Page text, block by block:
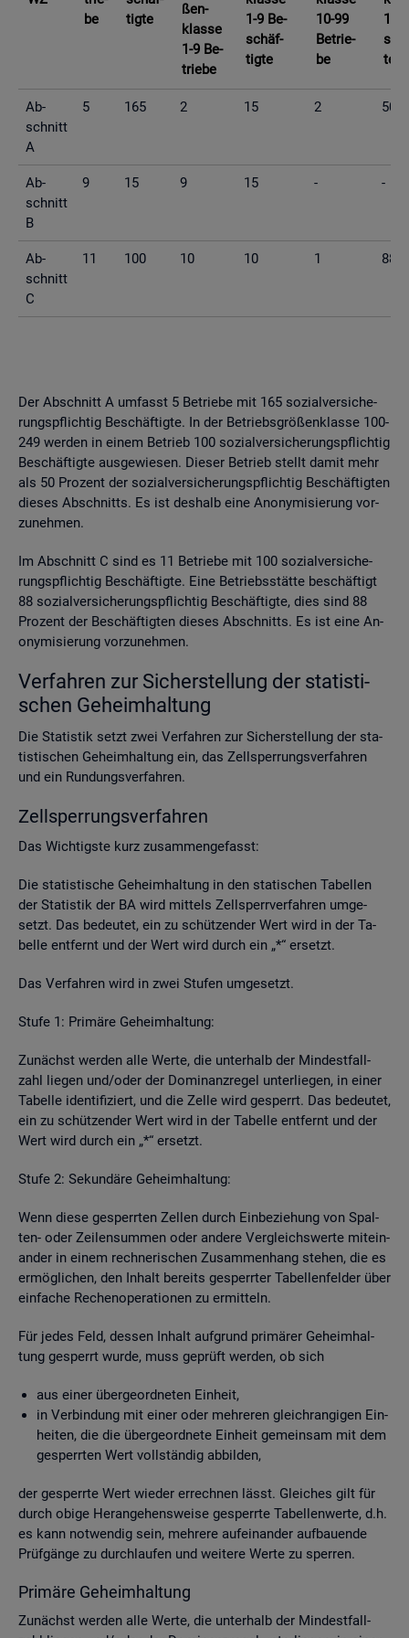
be
tig­te
ßen­
klas­se
1-9 Be­
trie­be
1-9 Be­
schäf­
tig­te
10-99
Be­trie­
be
10-
te
Ab­
schnitt
A
5 165 2 15 2 50
Ab­
schnitt
B
9 15 9 15 - -
Ab­
schnitt
C
11 100 10 10 1 88
Der Ab­schnitt A um­fasst 5 Be­trie­be mit 165 so­zi­al­ver­si­che­
rungs­pflich­tig Be­schäf­tig­te. In der Be­triebs­grö­ßen­klas­se 100-
249 wer­den in einem Be­trieb 100 so­zi­al­ver­si­che­rungs­pflich­tig
Be­schäf­tig­te aus­ge­wie­sen. Die­ser Be­trieb stellt damit mehr
als 50 Pro­zent der so­zi­al­ver­si­che­rungs­pflich­tig Be­schäf­tig­ten
die­ses Ab­schnitts. Es ist des­halb eine An­ony­mi­sie­rung vor­
zu­neh­men.
Im Ab­schnitt C sind es 11 Be­trie­be mit 100 so­zi­al­ver­si­che­
rungs­pflich­tig Be­schäf­tig­te. Eine Be­triebs­stät­te be­schäf­tigt
88 so­zi­al­ver­si­che­rungs­pflich­tig Be­schäf­tig­te, dies sind 88
Pro­zent der Be­schäf­tig­ten die­ses Ab­schnitts. Es ist eine An­
ony­mi­sie­rung vor­zu­neh­men.
Ver­fah­ren zur Si­cher­stel­lung der sta­tis­ti­
schen Ge­heim­hal­tung
Die Sta­tis­tik setzt zwei Ver­fah­ren zur Si­cher­stel­lung der sta­
tis­ti­schen Ge­heim­hal­tung ein, das Zell­sper­rungs­ver­fah­ren
und ein Run­dungs­ver­fah­ren.
Zell­sper­rungs­ver­fah­ren
Das Wich­tigs­te kurz zu­sam­men­ge­fasst:
Die sta­tis­ti­sche Ge­heim­hal­tung in den sta­ti­schen Ta­bel­len
der Sta­tis­tik der BA wird mit­tels Zell­sperr­ver­fah­ren um­ge­
setzt. Das be­deu­tet, ein zu schüt­zen­der Wert wird in der Ta­
bel­le ent­fernt und der Wert wird durch ein „*“ er­setzt.
Das Ver­fah­ren wird in zwei Stu­fen um­ge­setzt.
Stufe 1: Pri­mä­re Ge­heim­hal­tung:
Zu­nächst wer­den alle Werte, die un­ter­halb der Min­dest­fall­
zahl lie­gen und/oder der Do­mi­nanz­re­gel un­ter­lie­gen, in einer
Ta­bel­le iden­ti­fi­ziert, und die Zelle wird ge­sperrt. Das be­deu­tet,
ein zu schüt­zen­der Wert wird in der Ta­bel­le ent­fernt und der
Wert wird durch ein „*“ er­setzt.
Stufe 2: Se­kun­dä­re Ge­heim­hal­tung:
Wenn diese ge­sperr­ten Zel­len durch Ein­be­zie­hung von Spal­
ten- oder Zei­len­sum­men oder an­de­re Ver­gleichs­wer­te mit­ein­
an­der in einem rech­ne­ri­schen Zu­sam­men­hang ste­hen, die es
er­mög­li­chen, den In­halt be­reits ge­sperr­ter Ta­bel­len­fel­der über
ein­fa­che Re­chen­ope­ra­tio­nen zu er­mit­teln.
Für jedes Feld, des­sen In­halt auf­grund pri­mä­rer Ge­heim­hal­
tung ge­sperrt wurde, muss ge­prüft wer­den, ob sich
aus einer über­ge­ord­ne­ten Ein­heit,
in Ver­bin­dung mit einer oder meh­re­ren gleich­ran­gi­gen Ein­
hei­ten, die die über­ge­ord­ne­te Ein­heit ge­mein­sam mit dem
ge­sperr­ten Wert voll­stän­dig ab­bil­den,
der ge­sperr­te Wert wie­der er­rech­nen lässt. Glei­ches gilt für
durch obige Her­an­ge­hens­wei­se ge­sperr­te Ta­bel­len­wer­te, d.h.
es kann not­wen­dig sein, meh­re­re auf­ein­an­der auf­bau­en­de
Prüf­gän­ge zu durch­lau­fen und wei­te­re Werte zu sper­ren.
Pri­mä­re Ge­heim­hal­tung
Zu­nächst wer­den alle Werte, die un­ter­halb der Min­dest­fall­